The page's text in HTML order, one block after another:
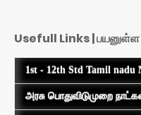
Usefull Links |
1st - 12th Std Tamil nadu
அரசு பொதுவிடுமுறை